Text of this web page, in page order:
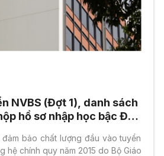
NVBS (Đợt 1), danh sách
hồ sơ nhập học bậc ĐH,
bảo chất lượng đầu vào tuyển
hệ chính quy năm 2015 do Bộ Giáo